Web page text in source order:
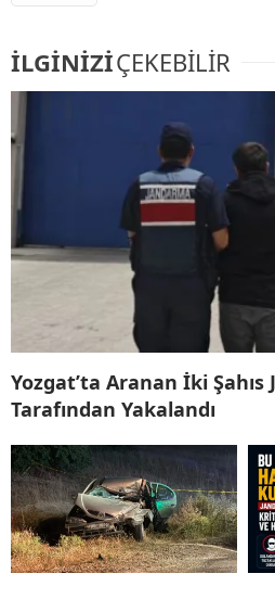
İLGİNİZİÇEKEBİLİR
Yozgat’ta Aranan İki Şahıs
Tarafından Yakalandı